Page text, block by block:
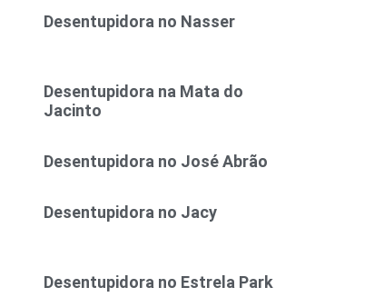
Desentupidora no Nasser
Desentupidora na Mata do
Jacinto
Desentupidora no José Abrão
Desentupidora no Jacy
Desentupidora no Estrela Park